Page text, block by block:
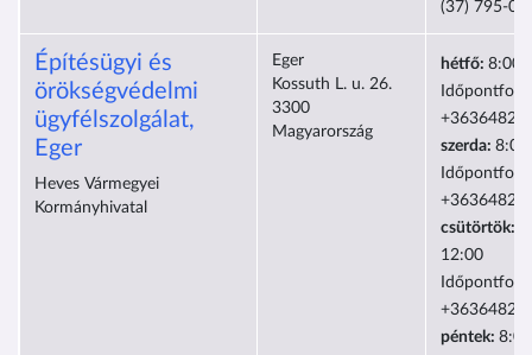
(37) 795-
Építésügyi és
örökségvédelmi
ügyfélszolgálat,
Eger
Heves Vármegyei
Kormányhivatal
Eger
Kossuth L. u. 26.
3300
Magyarország
hétfő: 8:00-
szerda:
csütörtök:
12:00
péntek: